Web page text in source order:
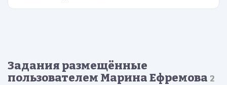
Задания размещённые
пользователем Марина Ефремова 2